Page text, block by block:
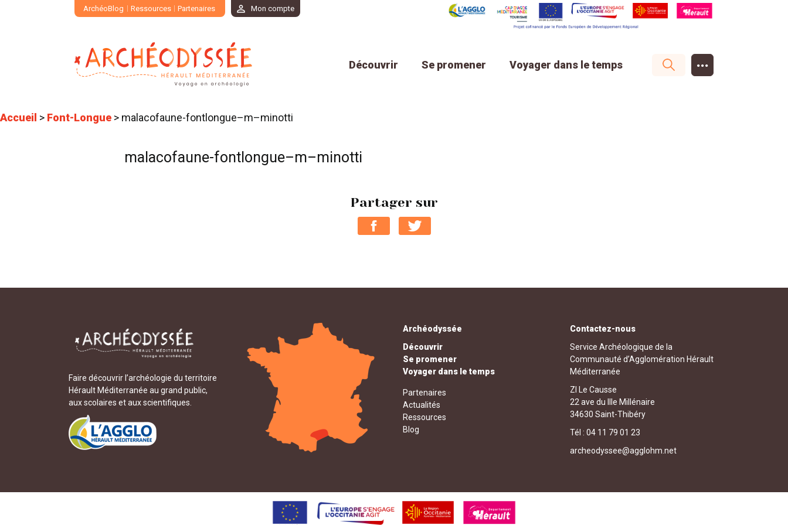
ArchéoBlog Ressources Partenaires Mon compte
Découvrir Se promener Voyager dans le temps ...
Accueil > Font-Longue > malacofaune-fontlongue–m–minotti
malacofaune-fontlongue–m–minotti
Partager sur
Faire découvrir l’archéologie du territoire
Hérault Méditerranée au grand public,
aux scolaires et aux scientifiques.
Archéodyssée
Découvrir
Se promener
Voyager dans le temps
Partenaires
Actualités
Ressources
Blog
Contactez-nous
Service Archéologique de la
Communauté d’Agglomération Hérault
Méditerranée
ZI Le Causse
22 ave du IIIe Millénaire
34630 Saint-Thibéry
Tél : 04 11 79 01 23
archeodyssee@agglohm.net